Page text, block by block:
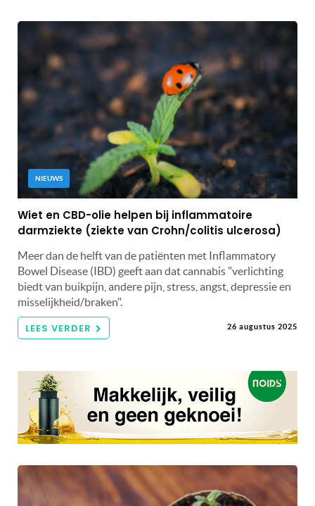
NIEUWS
Wiet en CBD-olie helpen bij inflammatoire
darmziekte (ziekte van Crohn/colitis ulcerosa)
Meer dan de helft van de patiënten met Inflammatory
Bowel Disease (IBD) geeft aan dat cannabis "verlichting
biedt van buikpijn, andere pijn, stress, angst, depressie en
misselijkheid/braken".
LEES VERDER 26 augustus 2025